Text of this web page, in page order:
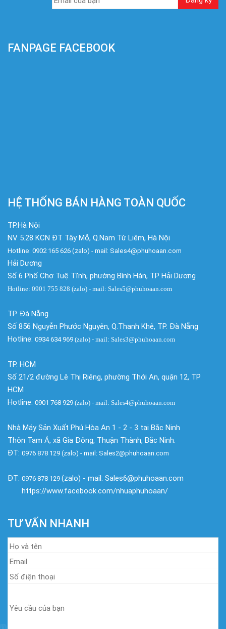
FANPAGE FACEBOOK
HỆ THỐNG BÁN HÀNG TOÀN QUỐC
TP.Hà Nội
NV 5.28 KCN ĐT Tây Mỗ, Q.Nam Từ Liêm, Hà Nội
Hotline: 0902 165 626 (zalo) - mail: Sales4@phuhoaan.com
Hải Dương
Số 6 Phố Chợ Tuệ Tĩnh, phường Bình Hàn, TP Hải Dương
Hotline: 0901 755 828 (zalo) - mail: Sales5@phuhoaan.com
TP. Đà Nẵng
Số 856 Nguyễn Phước Nguyên, Q.Thanh Khê, TP. Đà Nẵng
Hotline: 0934 634 969 (zalo) - mail: Sales3@phuhoaan.com
TP. HCM
Số 21/2 đường Lê Thị Riêng, phường Thới An, quận 12, TP
HCM
Hotline: 0901 768 929 (zalo) - mail: Sales4@phuhoaan.com
Nhà Máy Sản Xuất Phú Hòa An 1 - 2 - 3 tại Bắc Ninh
Thôn Tam Á, xã Gia Đông, Thuận Thành, Bắc Ninh.
ĐT: 0976 878 129 (zalo) - mail: Sales2@phuhoaan.com
ĐT: 0976 878 129 (zalo) - mail: Sales6@phuhoaan.com
https://www.facebook.com/nhuaphuhoaan/
TƯ VẤN NHANH